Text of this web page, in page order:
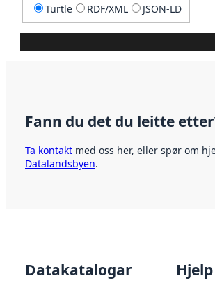
Turtle RDF/XML JSON-LD
Fann du det du leitte
Ta kontakt med oss her, eller spør om
Datalandsbyen.
Datakatalogar